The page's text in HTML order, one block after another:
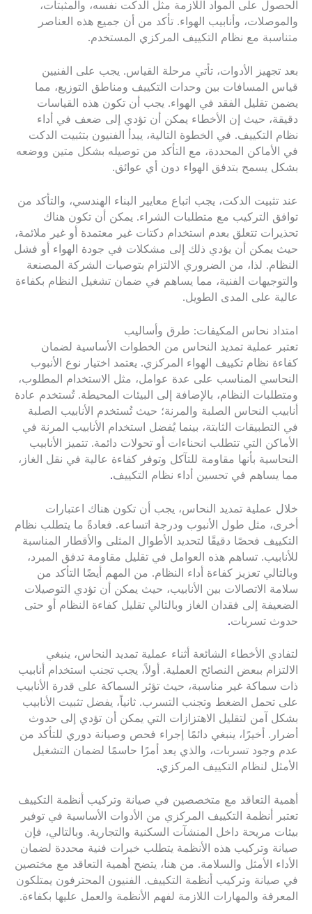
الحصول على المواد اللازمة مثل الدكت نفسه، والمثبتات،
والموصلات، وأنابيب الهواء. تأكد من أن جميع هذه العناصر
متناسبة مع نظام التكييف المركزي المستخدم.
بعد تجهيز الأدوات، تأتي مرحلة القياس. يجب على الفنيين
قياس المسافات بين وحدات التكييف ومناطق التوزيع، مما
يضمن تقليل الفقد في الهواء. يجب أن تكون هذه القياسات
دقيقة، حيث إن الأخطاء يمكن أن تؤدي إلى ضعف في أداء
نظام التكييف. في الخطوة التالية، يبدأ الفنيون بتثبيت الدكت
في الأماكن المحددة، مع التأكد من توصيله بشكل متين ووضعه
بشكل يسمح بتدفق الهواء دون أي عوائق.
عند تثبيت الدكت، يجب اتباع معايير البناء الهندسي، والتأكد من
توافق التركيب مع متطلبات الشراء. يمكن أن تكون هناك
تحذيرات تتعلق بعدم استخدام دكتات غير معتمدة أو غير ملائمة،
حيث يمكن أن يؤدي ذلك إلى مشكلات في جودة الهواء أو فشل
النظام. لذا، من الضروري الالتزام بتوصيات الشركة المصنعة
والتوجيهات الفنية، مما يساهم في ضمان تشغيل النظام بكفاءة
عالية على المدى الطويل.
امتداد نحاس المكيفات: طرق وأساليب
تعتبر عملية تمديد النحاس من الخطوات الأساسية لضمان
كفاءة نظام تكييف الهواء المركزي. يعتمد اختيار نوع الأنبوب
النحاسي المناسب على عدة عوامل، مثل الاستخدام المطلوب،
ومتطلبات النظام، بالإضافة إلى البيئات المحيطة. تُستخدم عادة
أنابيب النحاس الصلبة والمرنة؛ حيث تُستخدم الأنابيب الصلبة
في التطبيقات الثابتة، بينما يُفضل استخدام الأنابيب المرنة في
الأماكن التي تتطلب انحناءات أو تحولات دائمة. تتميز الأنابيب
النحاسية بأنها مقاومة للتآكل وتوفر كفاءة عالية في نقل الغاز،
مما يساهم في تحسين أداء نظام التكييف.
خلال عملية تمديد النحاس، يجب أن تكون هناك اعتبارات
أخرى، مثل طول الأنبوب ودرجة اتساعه. فعادةً ما يتطلب نظام
التكييف فحصًا دقيقًا لتحديد الأطوال المثلى والأقطار المناسبة
للأنابيب. تساهم هذه العوامل في تقليل مقاومة تدفق المبرد،
وبالتالي تعزيز كفاءة أداء النظام. من المهم أيضًا التأكد من
سلامة الاتصالات بين الأنابيب، حيث يمكن أن تؤدي التوصيلات
الضعيفة إلى فقدان الغاز وبالتالي تقليل كفاءة النظام أو حتى
حدوث تسربات.
لتفادي الأخطاء الشائعة أثناء عملية تمديد النحاس، ينبغي
الالتزام ببعض النصائح العملية. أولاً، يجب تجنب استخدام أنابيب
ذات سماكة غير مناسبة، حيث تؤثر السماكة على قدرة الأنابيب
على تحمل الضغط وتجنب التسرب. ثانياً، يفضل تثبيت الأنابيب
بشكل آمن لتقليل الاهتزازات التي يمكن أن تؤدي إلى حدوث
أضرار. أخيرًا، ينبغي دائمًا إجراء فحص وصيانة دوري للتأكد من
عدم وجود تسربات، والذي يعد أمرًا حاسمًا لضمان التشغيل
الأمثل لنظام التكييف المركزي.
أهمية التعاقد مع متخصصين في صيانة وتركيب أنظمة التكييف
تعتبر أنظمة التكييف المركزي من الأدوات الأساسية في توفير
بيئات مريحة داخل المنشآت السكنية والتجارية. وبالتالي، فإن
صيانة وتركيب هذه الأنظمة يتطلب خبرات فنية محددة لضمان
الأداء الأمثل والسلامة. من هنا، يتضح أهمية التعاقد مع مختصين
في صيانة وتركيب أنظمة التكييف. الفنيون المحترفون يمتلكون
المعرفة والمهارات اللازمة لفهم الأنظمة والعمل عليها بكفاءة.